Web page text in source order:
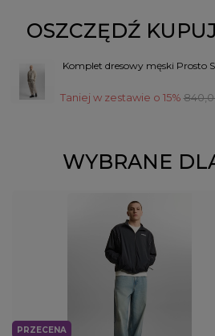
producenta
XL
5907494520500
PŁEĆ
ZADAJ PYTANIE
OSZCZĘDŹ
Komplet dresowy męski Prosto
Taniej w zestawie o 15%
WYBRANE
PRZECENA